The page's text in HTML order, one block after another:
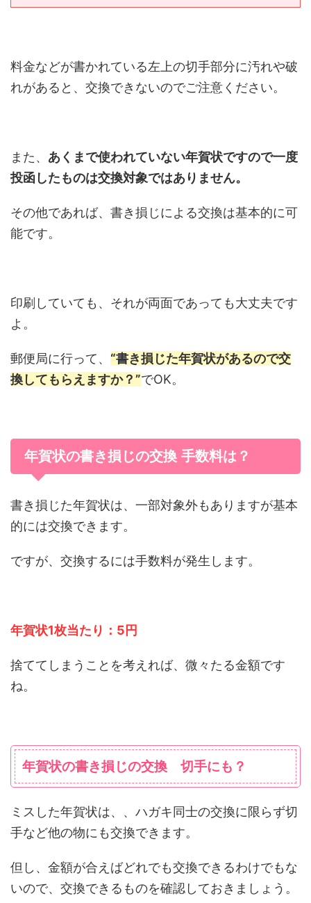
料金などが書かれている左上の切手部分に汚れや破
れがあると、交換できないのでご注意ください。
また、 あくまで使われていない年賀状ですので一度
投函したものは交換対象ではありません。
その他であれば、書き損じによる交換は基本的に可
能です。
印刷していても、それが両面であっても大丈夫です
よ。
郵便局に行って、 “書き損じた年賀状があるので交
換してもらえますか？”でOK。
年賀状の書き損じの交換 手数料は？
書き損じた年賀状は、一部対象外もありますが基本
的には交換できます。
ですが、交換するには手数料が発生します。
年賀状1枚当たり：5円
捨ててしまうことを考えれば、微々たる金額です
ね。
年賀状の書き損じの交換 切手にも？
ミスした年賀状は、、ハガキ同士の交換に限らず切
手など他の物にも交換できます。
但し、金額が合えばどれでも交換できるわけでもな
いので、交換できるものを確認しておきましょう。